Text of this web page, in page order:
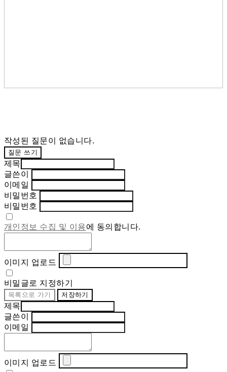
작성된 질문이 없습니다.
질문 쓰기
제목
글쓴이
이메일
비밀번호
비밀번호
개인정보 수집 및 이용에 동의합니다.
이미지 업로드
비밀글로 지정하기
목록으로 가기 저장하기
제목
글쓴이
이메일
이미지 업로드